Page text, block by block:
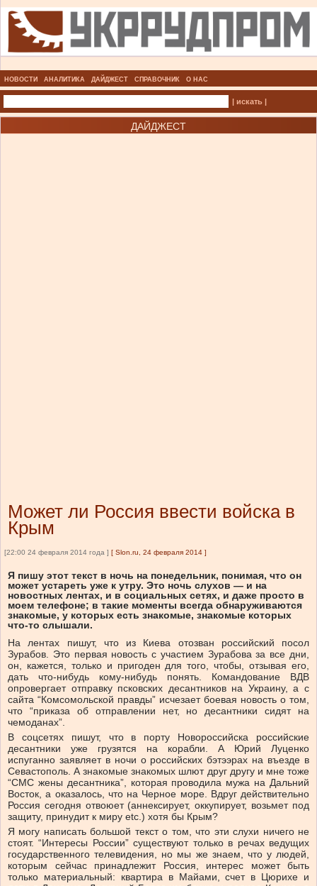
НОВОСТИ АНАЛИТИКА ДАЙДЖЕСТ СПРАВОЧНИК О НАС
| искать |
ДАЙДЖЕСТ
Может ли Россия ввести войска в
Крым
[22:00 24 февраля 2014 года ] [ Slon.ru, 24 февраля 2014 ]
Я пишу этот текст в ночь на понедельник, понимая, что он
может устареть уже к утру. Это ночь слухов — и на
новостных лентах, и в социальных сетях, и даже просто в
моем телефоне; в такие моменты всегда обнаруживаются
знакомые, у которых есть знакомые, знакомые которых
что-то слышали.
На лентах пишут, что из Киева отозван российский посол
Зурабов. Это первая новость с участием Зурабова за все дни,
он, кажется, только и пригоден для того, чтобы, отзывая его,
дать что-нибудь кому-нибудь понять. Командование ВДВ
опровергает отправку псковских десантников на Украину, а с
сайта “Комсомольской правды” исчезает боевая новость о том,
что “приказа об отправлении нет, но десантники сидят на
чемоданах”.
В соцсетях пишут, что в порту Новороссийска российские
десантники уже грузятся на корабли. А Юрий Луценко
испуганно заявляет в ночи о российских бэтээрах на въезде в
Севастополь. А знакомые знакомых шлют друг другу и мне тоже
“СМС жены десантника”, которая проводила мужа на Дальний
Восток, а оказалось, что на Черное море. Вдруг действительно
Россия сегодня отвоюет (аннексирует, оккупирует, возьмет под
защиту, принудит к миру etc.) хотя бы Крым?
Я могу написать большой текст о том, что эти слухи ничего не
стоят. “Интересы России” существуют только в речах ведущих
государственного телевидения, но мы же знаем, что у людей,
которым сейчас принадлежит Россия, интерес может быть
только материальный: квартира в Майами, счет в Цюрихе и